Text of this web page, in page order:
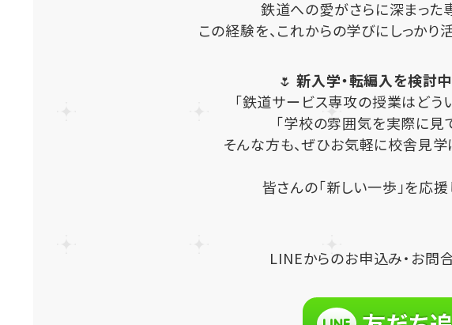
鉄道への愛がさらに深まっ
この経験を、これからの学びにしっかり
🌷新入学・転編入を検討
「鉄道サービス専攻の授業はどう
「学校の雰囲気を実際に見
そんな方も、ぜひお気軽に校舎見学
皆さんの「新しい一歩」を応
LINEからのお申込み・お問